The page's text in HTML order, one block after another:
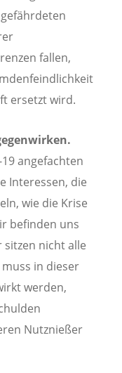
fallen,
ersetzt wird.
angefachten
Interessen, die
wie die Krise
befinden uns
sitzen nicht alle
in dieser
werden,
Nutznießer